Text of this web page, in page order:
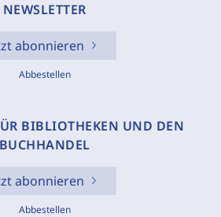
NEWSLETTER
abonnieren
Abbestellen
BIBLIOTHEKEN UND DEN
BUCHHANDEL
abonnieren
Abbestellen